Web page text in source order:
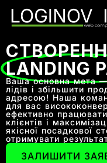
LANDING
Ваша основна мета —
лідів і збільшити
адресою! Наша
для вас
ефективно
клієнтів і
якісної посадкової
отримувати
ЗАЛИШИТИ